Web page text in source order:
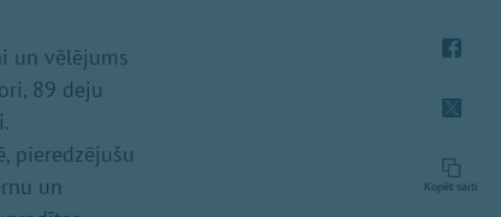
un vēlējums
89 deju
pieredzējušu
un
Kopēt saiti